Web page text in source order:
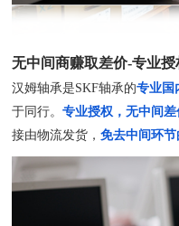
无中间商赚取差价-专业授
汉姆轴承是SKF轴承的专业国
于同行。专业授权，无中间差
接由物流发货，免去中间环